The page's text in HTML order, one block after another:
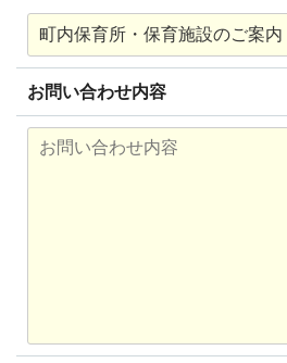
お問い合わせ内容